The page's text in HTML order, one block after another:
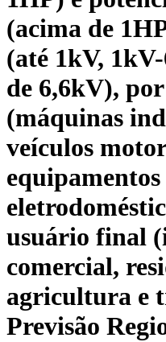
(acima de
(até 1kV,
de 6,6kV),
(máquinas
veículos
usuário final
comercial,
agricultura e
Previsão